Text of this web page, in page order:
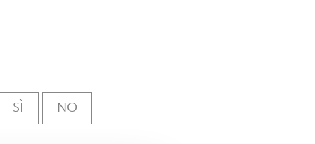
SÌ NO